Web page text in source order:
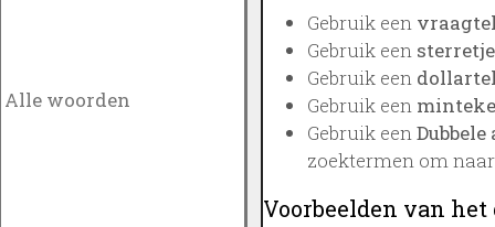
Gebruik een
Gebruik een
Gebruik een
Gebruik een
Gebruik een
zoektermen om
Voorbeelden van